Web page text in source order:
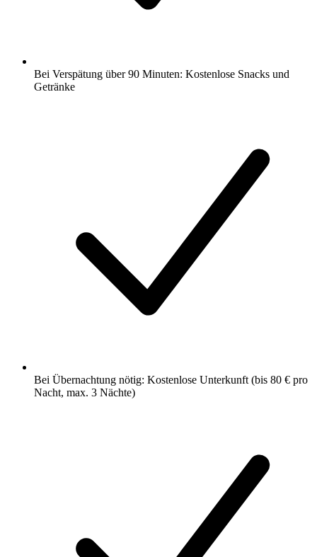
Bei Verspätung über 90 Minuten: Kostenlose Snacks und
Getränke
Bei Übernachtung nötig: Kostenlose Unterkunft (bis 80 € pro
Nacht, max. 3 Nächte)